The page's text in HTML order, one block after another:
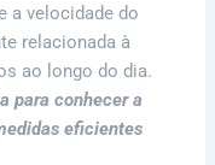
a velocidade do
relacionada à
ao longo do dia.
para conhecer a
eficientes